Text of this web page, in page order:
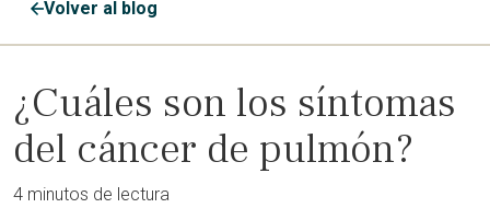
Volver al blog
¿Cuáles son los síntomas
del cáncer de pulmón?
4 minutos de lectura